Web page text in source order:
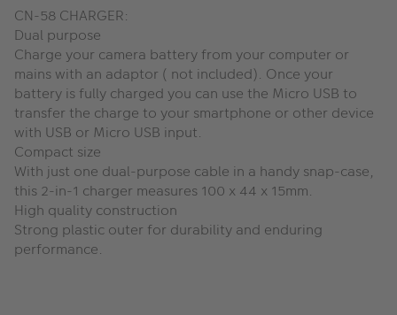
CN-58 CHARGER:
Dual purpose
Charge your camera battery from your computer or
mains with an adaptor ( not included). Once your
battery is fully charged you can use the Micro USB to
transfer the charge to your smartphone or other device
with USB or Micro USB input.
Compact size
With just one dual-purpose cable in a handy snap-case,
this 2-in-1 charger measures 100 x 44 x 15mm.
High quality construction
Strong plastic outer for durability and enduring
performance.